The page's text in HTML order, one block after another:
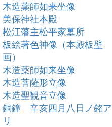
木造薬師如来坐像
美保神社本殿
松江藩主松平家墓所
板絵著色神像（本殿板壁
画）
木造薬師如来坐像
木造菩薩形立像
木造聖観音立像
銅鐘 辛亥四月八日ノ銘ア
リ